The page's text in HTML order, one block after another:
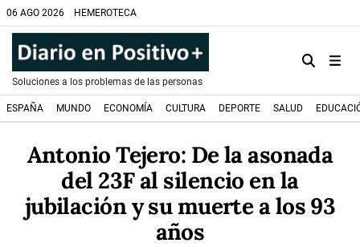
06 AGO 2026 HEMEROTECA
Soluciones a los problemas de las personas
ESPAÑA MUNDO ECONOMÍA CULTURA DEPORTE SALUD
Antonio Tejero: De la asonada
del 23F al silencio en la
jubilación y su muerte a los 93
años